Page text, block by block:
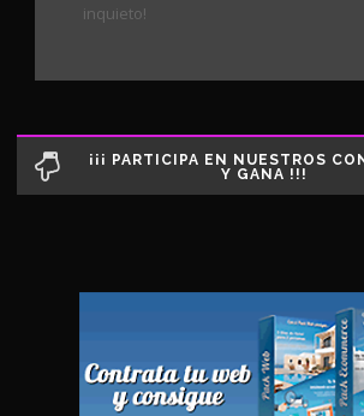
inquieto!
¡¡¡ PARTICIPA EN NUESTROS
Y GANA !!!